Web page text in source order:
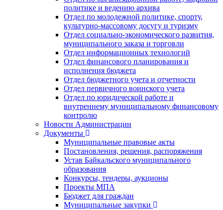
политике и ведению архива
Отдел по молодежной политике, спорту,
культурно-массовому досугу и туризму
Отдел социально-экономического развития,
муниципального заказа и торговли
Отдел информационных технологий
Отдел финансового планирования и
исполнения бюджета
Отдел бюджетного учета и отчетности
Отдел первичного воинского учета
Отдел по юридической работе и
внутреннему муниципальному финансовому
контролю
Новости Администрации
Документы
Муниципальные правовые акты
Постановления, решения, распоряжения
Устав Байкальского муниципального
образования
Конкурсы, тендеры, аукционы
Проекты МПА
Бюджет для граждан
Муниципальные закупки